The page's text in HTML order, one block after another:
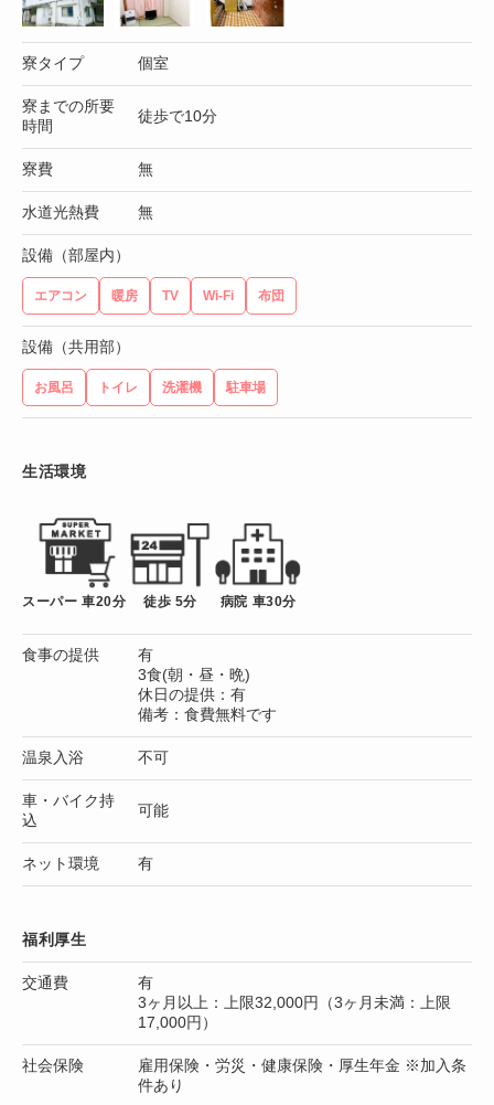
寮タイプ 個室
寮までの所要
時間
徒歩で10分
寮費 無
水道光熱費 無
設備（部屋内）
エアコン 暖房 TV Wi-Fi 布団
設備（共用部）
お風呂 トイレ 洗濯機 駐車場
生活環境
スーパー 車20分 徒歩 5分 病院 車30分
食事の提供
有
3食(朝・昼・晩)
休日の提供：有
備考：食費無料です
温泉入浴 不可
車・バイク持
込
可能
ネット環境 有
福利厚生
交通費
有
3ヶ月以上：上限32,000円（3ヶ月未満：上限
17,000円）
社会保険
雇用保険・労災・健康保険・厚生年金 ※加入条
件あり